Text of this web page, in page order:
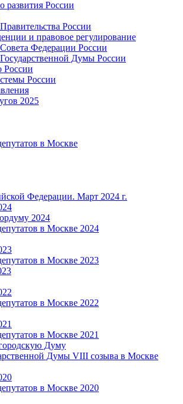
развития России
России
и правовое регулирование
Федерации России
Думы России
России
России
2025
в Москве
Федерации. Март 2024 г.
2024
в Москве 2024
в Москве 2023
в Москве 2022
в Москве 2021
Думу
Думы VIII созыва в Москве
в Москве 2020